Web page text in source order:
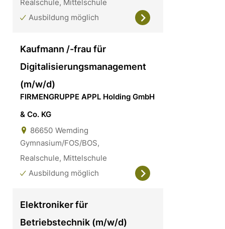
Realschule, Mittelschule
Ausbildung möglich
Kaufmann /-frau für
Digitalisierungsmanagement
(m/w/d)
FIRMENGRUPPE APPL Holding GmbH
& Co. KG
86650 Wemding
Gymnasium/FOS/BOS,
Realschule, Mittelschule
Ausbildung möglich
Elektroniker für
Betriebstechnik (m/w/d)